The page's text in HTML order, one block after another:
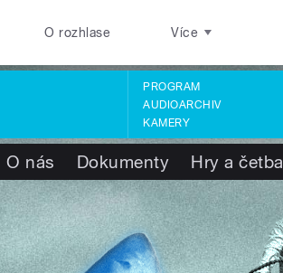
O rozhlase Více
PROGRAM
AUDIOARCHIV
KAMERY
O nás Dokumenty Hry a četba